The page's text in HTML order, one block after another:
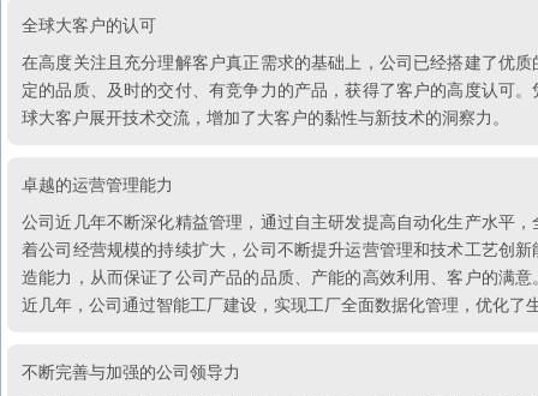
全球大客户的认可
在高度关注且充分理解客户真正需求的基础上，公司已经搭建了优
定的品质、及时的交付、有竞争力的产品，获得了客户的高度认可
球大客户展开技术交流，增加了大客户的黏性与新技术的洞察力。
卓越的运营管理能力
公司近几年不断深化精益管理，通过自主研发提高自动化生产水平
着公司经营规模的持续扩大，公司不断提升运营管理和技术工艺创
造能力，从而保证了公司产品的品质、产能的高效利用、客户的满
近几年，公司通过智能工厂建设，实现工厂全面数据化管理，优化
不断完善与加强的公司领导力